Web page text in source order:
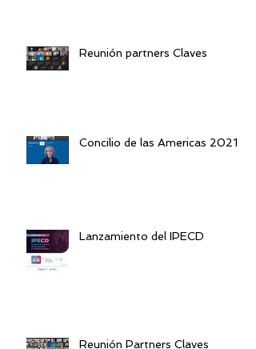
Reunión partners Claves
Concilio de las Americas 2021
Lanzamiento del IPECD
Reunión Partners Claves